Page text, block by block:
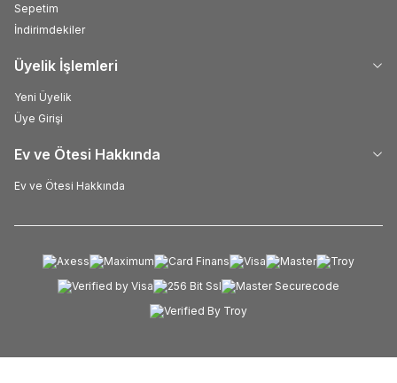
Sepetim
İndirimdekiler
Üyelik İşlemleri
Yeni Üyelik
Üye Girişi
Ev ve Ötesi Hakkında
Ev ve Ötesi Hakkında